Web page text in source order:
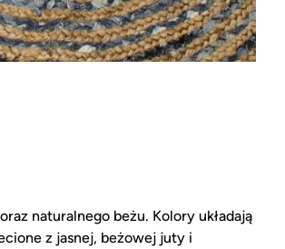
naturalnego beżu. Kolory układają
z jasnej, beżowej juty i